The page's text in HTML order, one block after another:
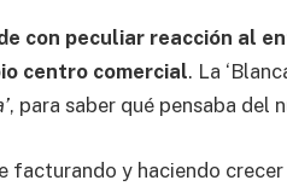
con peculiar reacción al
centro comercial. La
, para saber qué pensaba
facturando y haciendo